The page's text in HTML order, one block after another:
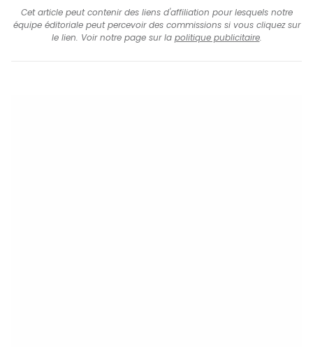
Cet article peut contenir des liens d'affiliation pour lesquels notre
équipe éditoriale peut percevoir des commissions si vous cliquez sur
le lien. Voir notre page sur la politique publicitaire.